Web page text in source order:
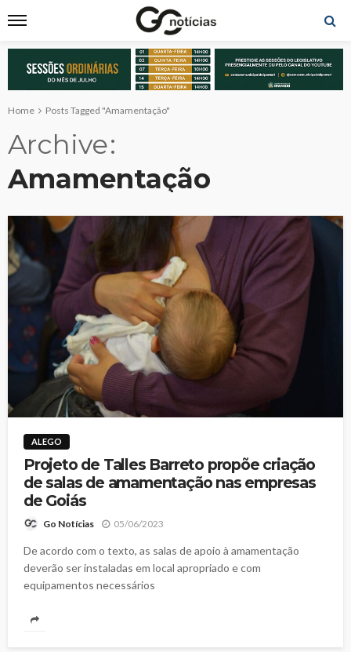
Home Posts Tagged "Amamentação"
Archive
Amamentação
ALEGO
Projeto de Talles Barreto propõe criação
de salas de amamentação nas empresas
de Goiás
Go Notícias 05/06/2023
De acordo com o texto, as salas de apoio à amamentação
deverão ser instaladas em local apropriado e com
equipamentos necessários